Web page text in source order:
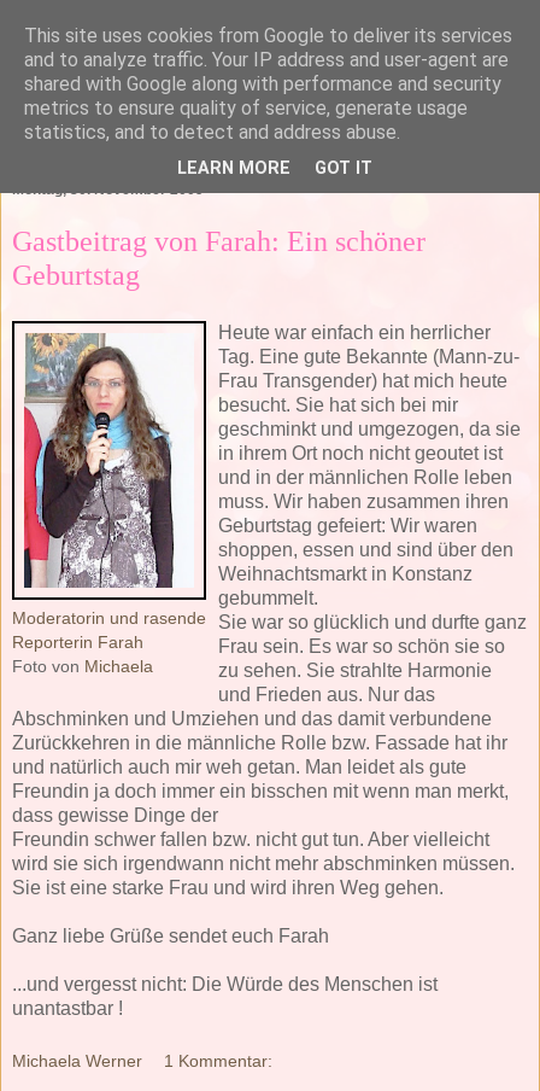
Montag, 30. November 2009
Gastbeitrag von Farah: Ein schöner
Geburtstag
Moderatorin und rasende
Reporterin Farah
Foto von Michaela
Heute war einfach ein herrlicher
Tag. Eine gute Bekannte (Mann-zu-
Frau Transgender) hat mich heute
besucht. Sie hat sich bei mir
geschminkt und umgezogen, da sie
in ihrem Ort noch nicht geoutet ist
und in der männlichen Rolle leben
muss. Wir haben zusammen ihren
Geburtstag gefeiert: Wir waren
shoppen, essen und sind über den
Weihnachtsmarkt in Konstanz
gebummelt.
Sie war so glücklich und durfte ganz
Frau sein. Es war so schön sie so
zu sehen. Sie strahlte Harmonie
und Frieden aus. Nur das
Abschminken und Umziehen und das damit verbundene
Zurückkehren in die männliche Rolle bzw. Fassade hat ihr
und natürlich auch mir weh getan. Man leidet als gute
Freundin ja doch immer ein bisschen mit wenn man merkt,
dass gewisse Dinge der
Freundin schwer fallen bzw. nicht gut tun. Aber vielleicht
wird sie sich irgendwann nicht mehr abschminken müssen.
Sie ist eine starke Frau und wird ihren Weg gehen.
Ganz liebe Grüße sendet euch Farah
...und vergesst nicht: Die Würde des Menschen ist
unantastbar !
Michaela Werner 1 Kommentar:
This site uses cookies from Google to deliver its services
and to analyze traffic. Your IP address and user-agent are
shared with Google along with performance and security
metrics to ensure quality of service, generate usage
statistics, and to detect and address abuse.
LEARN MORE GOT IT